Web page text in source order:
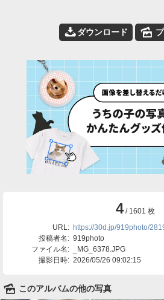
📥ダウンロード 🌄
4/ 1601 枚
URL: https://30d.jp/919photo/
投稿者名: 919photo
ファイル名:
_MG_6378.JPG
撮影日時: 2026/05/26 09:02:15
🌄 このアルバムの他の写真